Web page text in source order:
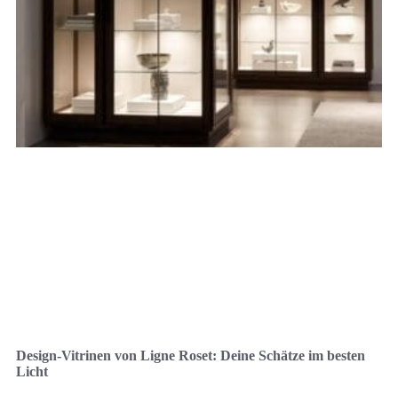
Design-Vitrinen von Ligne Roset: Deine Schätze im besten
Licht